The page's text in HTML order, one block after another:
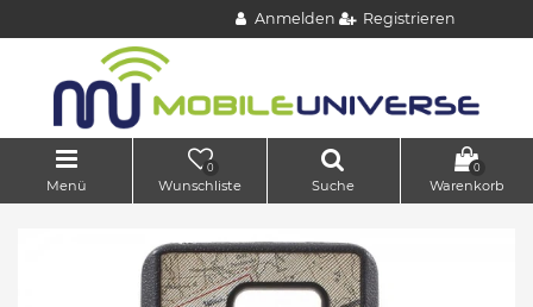
Anmelden Registrieren
Menü
0
Wunschliste Suche
0
Warenkorb